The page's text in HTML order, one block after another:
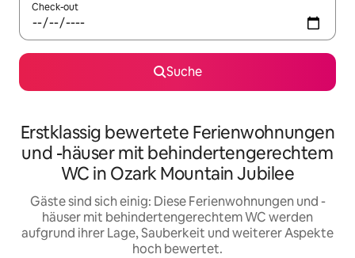
Check-out
Suche
Erstklassig bewertete Ferienwohnungen
und -häuser mit behindertengerechtem
WC in Ozark Mountain Jubilee
Gäste sind sich einig: Diese Ferienwohnungen und -
häuser mit behindertengerechtem WC werden
aufgrund ihrer Lage, Sauberkeit und weiterer Aspekte
hoch bewertet.